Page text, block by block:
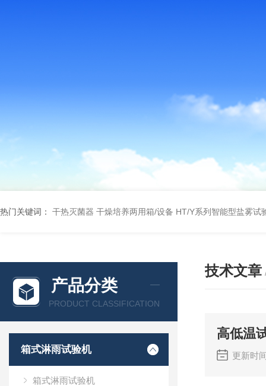
热门关键词： 干热灭菌器 干燥培养两用箱/设备 HT/Y系列智能型盐雾试
产品分类
PRODUCT CLASSIFICATION
箱式淋雨试验机
箱式淋雨试验机
技术文章
高低温
更新时